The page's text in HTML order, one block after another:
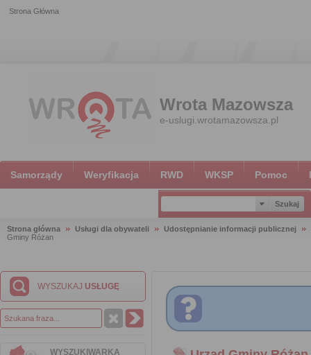
Strona Główna
Wrota Mazowsza
e-uslugi.wrotamazowsza.pl
Samorządy Weryfikacja RWD WKSP Pomoc
Strona główna Usługi dla obywateli
Udostępnianie informacji publicznej
Gminy Różan
WYSZUKAJ USŁUGĘ
WYSZUKIWARKA